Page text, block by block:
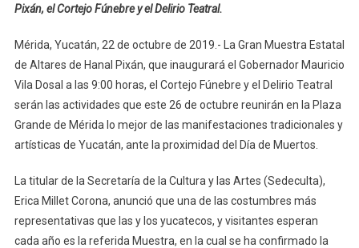
Tradición
Viva
En
Yucatán
Con
Muchas
Culturales
Pixán, el Cortejo Fúnebre y el Delirio Teatral.
Mérida, Yucatán, 22 de octubre de 2019.- La Gran Muestra Estatal
de Altares de Hanal Pixán, que inaugurará el Gobernador Mauricio
Vila Dosal a las 9:00 horas, el Cortejo Fúnebre y el Delirio Teatral
serán las actividades que este 26 de octubre reunirán en la Plaza
Grande de Mérida lo mejor de las manifestaciones tradicionales y
artísticas de Yucatán, ante la proximidad del Día de Muertos.
La titular de la Secretaría de la Cultura y las Artes (Sedeculta),
Erica Millet Corona, anunció que una de las costumbres más
representativas que las y los yucatecos, y visitantes esperan
cada año es la referida Muestra, en la cual se ha confirmado la